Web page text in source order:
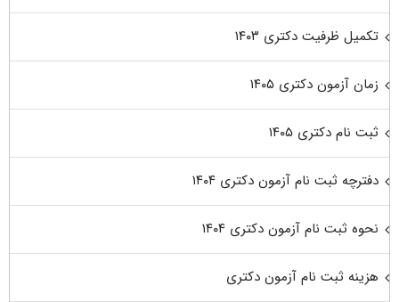
تکمیل ظرفیت دکتری ۱۴۰۳
زمان آزمون دکتری ۱۴۰۵
ثبت نام دکتری ۱۴۰۵
دفترچه ثبت نام آزمون دکتری ۱۴۰۴
نحوه ثبت نام آزمون دکتری ۱۴۰۴
هزینه ثبت نام آزمون دکتری